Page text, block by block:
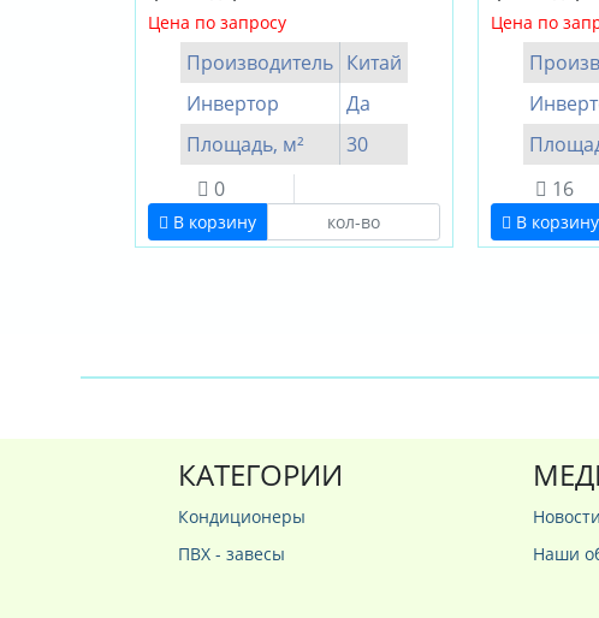
Цена по запросу
Производитель Китай
Инвертор
Да
Площадь, м²
30
0
В корзину
Цена по
16
В корзину
КАТЕГОРИИ
Кондиционеры
ПВХ - завесы
Новости
Наши